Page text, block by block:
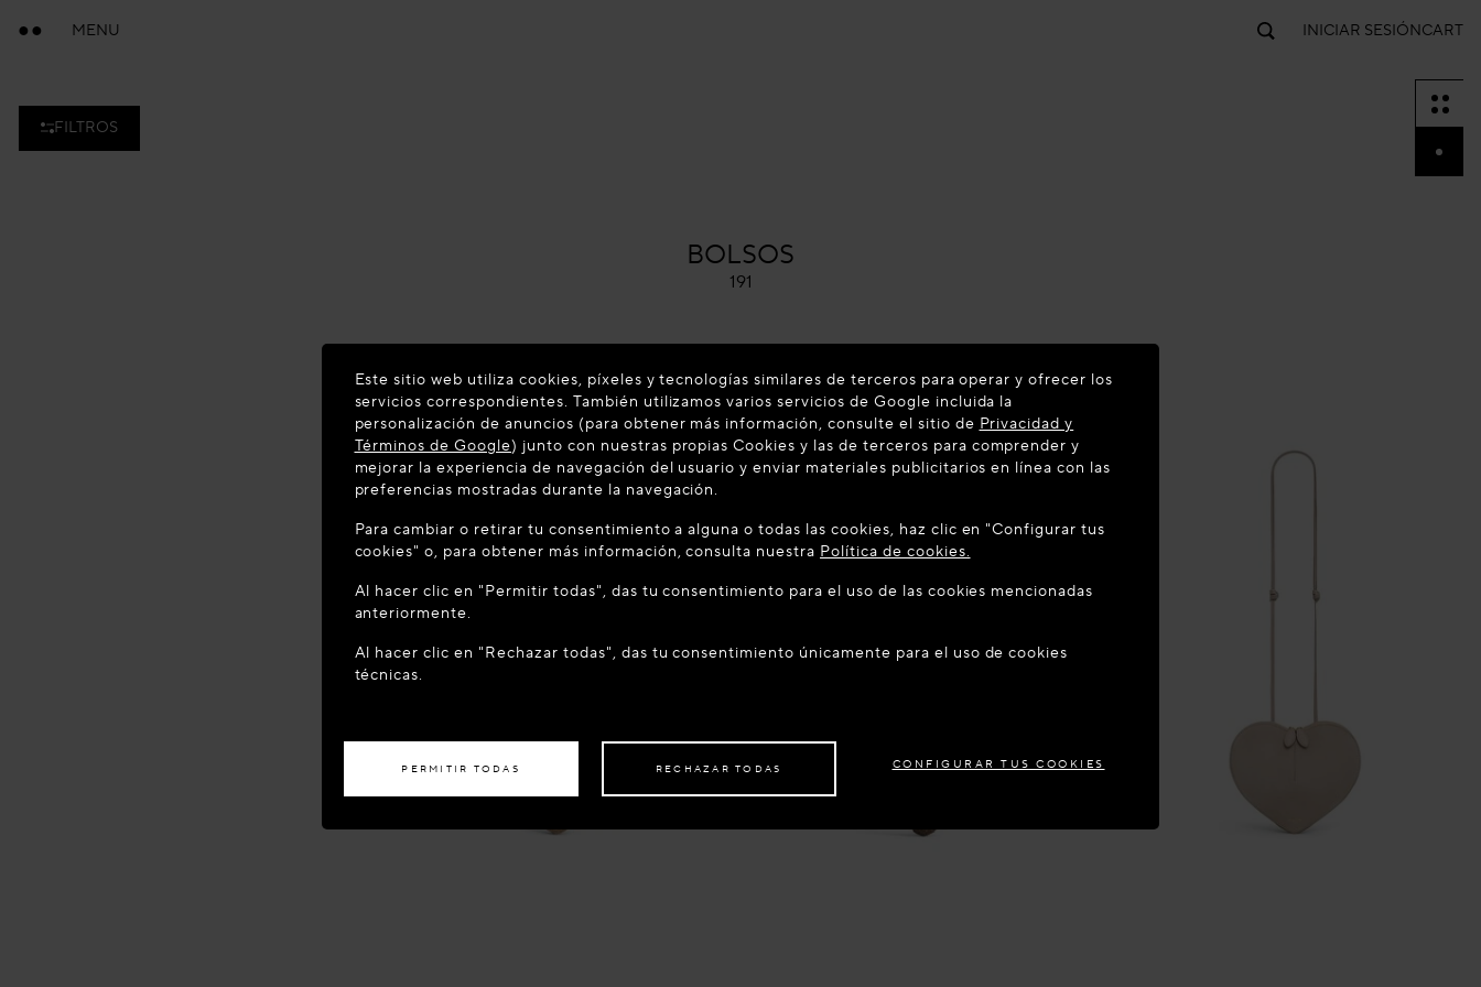
MENU INICIAR SESIÓNCART
BIENVENIDO A MAISON-ALAIA.COM
Parece que se encuentra en el siguiente país: United States. ¿Desea actualizar su
ubicación?
ACCEDER AL SITIO: UNITED STATES
Si desea recibir su pedido en otro país,
FILTROS
ALAÏA
BOLSOS
191
Este sitio web utiliza cookies, píxeles y tecnologías similares de terceros para operar y ofrecer los
servicios correspondientes. También utilizamos varios servicios de Google incluida la
personalización de anuncios (para obtener más información, consulte el sitio de Privacidad y
Términos de Google) junto con nuestras propias Cookies y las de terceros para comprender y
mejorar la experiencia de navegación del usuario y enviar materiales publicitarios en línea con las
preferencias mostradas durante la navegación.
Para cambiar o retirar tu consentimiento a alguna o todas las cookies, haz clic en "Configurar tus
cookies" o, para obtener más información, consulta nuestra Política de cookies.
Al hacer clic en "Permitir todas", das tu consentimiento para el uso de las cookies mencionadas
anteriormente.
Al hacer clic en "Rechazar todas", das tu consentimiento únicamente para el uso de cookies
técnicas.
PERMITIR TODAS RECHAZAR TODAS CONFIGURAR TUS COOKIES